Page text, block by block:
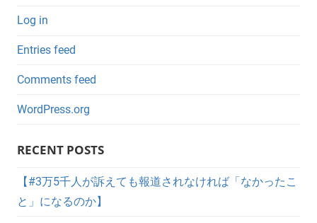
Log in
Entries feed
Comments feed
WordPress.org
RECENT POSTS
【#3万5千人が訴えても報道されなければ「なかったこ
と」になるのか】